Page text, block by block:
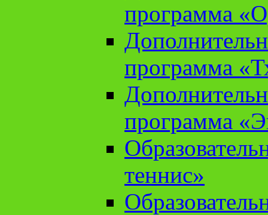
программа
программа
программа
теннис»